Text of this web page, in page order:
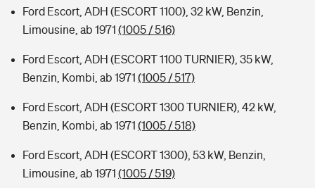
Ford Escort, ADH (ESCORT 1100), 32 kW, Benzin,
Limousine, ab 1971 (1005 / 516)
Ford Escort, ADH (ESCORT 1100 TURNIER), 35 kW,
Benzin, Kombi, ab 1971 (1005 / 517)
Ford Escort, ADH (ESCORT 1300 TURNIER), 42 kW,
Benzin, Kombi, ab 1971 (1005 / 518)
Ford Escort, ADH (ESCORT 1300), 53 kW, Benzin,
Limousine, ab 1971 (1005 / 519)